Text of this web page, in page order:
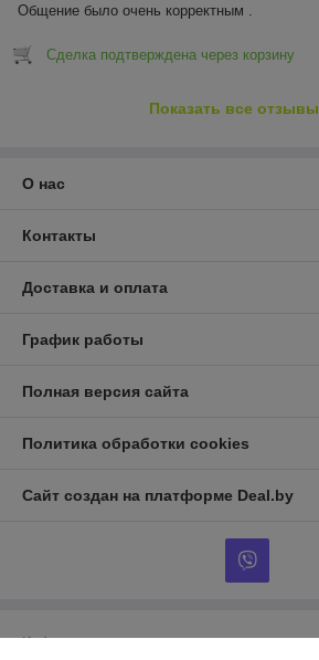
Общение было очень корректным .
Сделка подтверждена через корзину
Показать все отзывы
О нас
Контакты
Доставка и оплата
График работы
Полная версия сайта
Политика обработки cookies
Сайт создан на платформе Deal.by
Информация для покупателя